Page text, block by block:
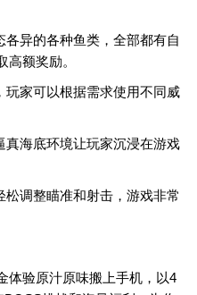
异的各种鱼类，全部都有自
额奖励。
玩家可以根据需求使用不同威
海底环境让玩家沉浸在游戏
调整瞄准和射击，游戏非常
体验原汁原味搬上手机，以4